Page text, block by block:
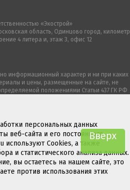
«Экострой»
область, Одинцово город, километр
4 литера и, этаж 3, офис 12
информационный характер и ни при каких
и цены, размещенные на сайте, не
положениями Статьи 437 ГК РФ
Вверх
персональных данных
веб-сайта и его постоянного
используют Cookies, а также
и статистического анализа данных.
вы остаетесь на нашем сайте, это
против использования этих